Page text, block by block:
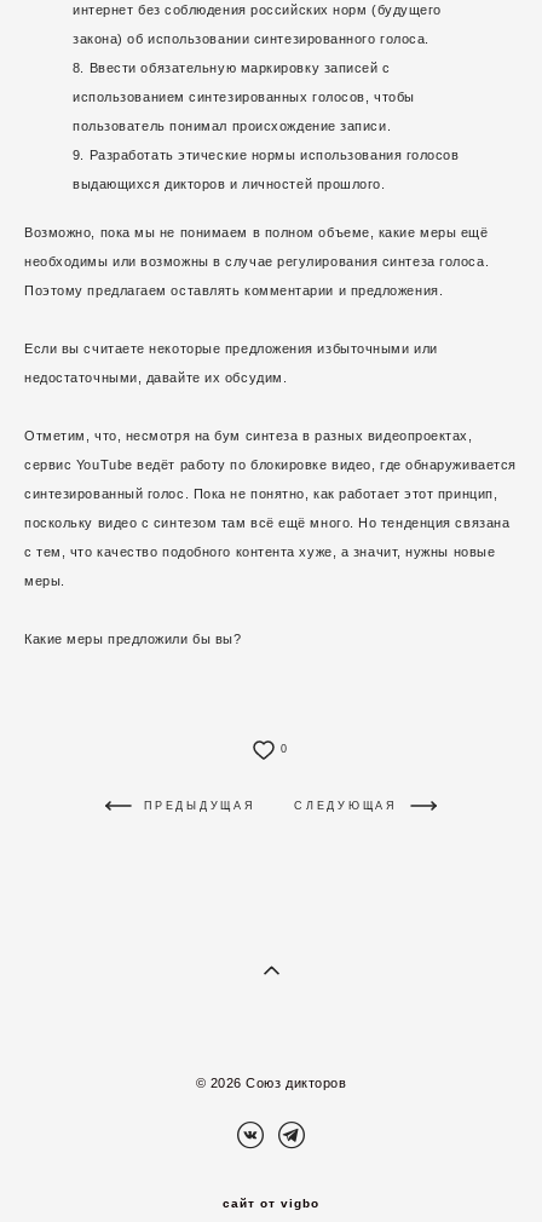
интернет без соблюдения российских норм (будущего
закона) об использовании синтезированного голоса.
Ввести обязательную маркировку записей с
использованием синтезированных голосов, чтобы
пользователь понимал происхождение записи.
Разработать этические нормы использования голосов
выдающихся дикторов и личностей прошлого.
Возможно, пока мы не понимаем в полном объеме, какие меры ещё
необходимы или возможны в случае регулирования синтеза голоса.
Поэтому предлагаем оставлять комментарии и предложения.
Если вы считаете некоторые предложения избыточными или
недостаточными, давайте их обсудим.
Отметим, что, несмотря на бум синтеза в разных видеопроектах,
сервис YouTube ведёт работу по блокировке видео, где обнаруживается
синтезированный голос. Пока не понятно, как работает этот принцип,
поскольку видео с синтезом там всё ещё много. Но тенденция связана
с тем, что качество подобного контента хуже, а значит, нужны новые
меры.
Какие меры предложили бы вы?
0
ПРЕДЫДУЩАЯ СЛЕДУЮЩАЯ
© 2026 Союз дикторов
сайт от vigbo